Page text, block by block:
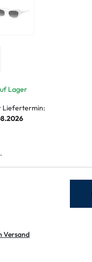
Lager
Liefertermin:
Versand